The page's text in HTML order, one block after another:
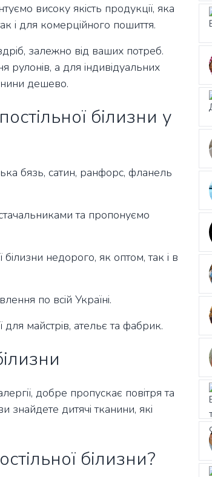
високу якість продукції, яка
і для комерційного пошиття.
залежно від ваших потреб.
а для індивідуальних
дешево.
білизни у
бязь, сатин, ранфорс, фланель
та пропонуємо
недорого, як оптом, так і в
по всій Україні.
для майстрів, ательє та фабрик.
добре пропускає повітря та
знайдете дитячі тканини, які
білизни?